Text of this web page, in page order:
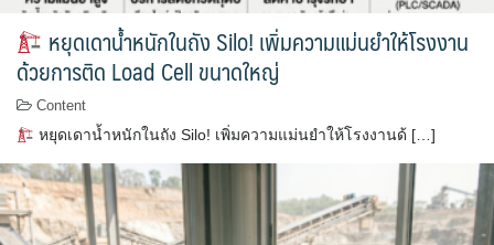
หยุดเดาน้ำหนักในถัง Silo! เพิ่มความแม่นยำให้โรงงาน
ด้วยการติด Load Cell ขนาดใหญ่
Content
หยุดเดาน้ำหนักในถัง Silo! เพิ่มความแม่นยำให้โรงงานด้ […]